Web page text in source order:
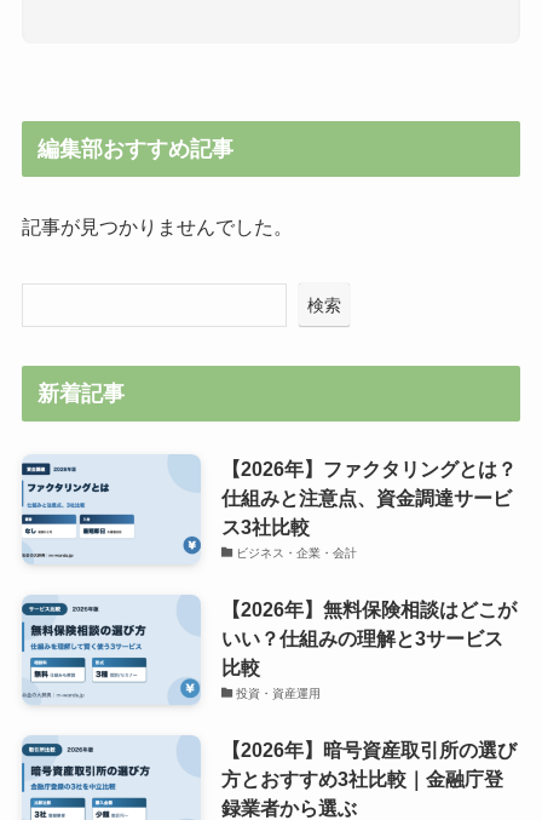
編集部おすすめ記事
記事が見つかりませんでした。
検索
新着記事
【2026年】ファクタリングとは？
仕組みと注意点、資金調達サービ
ス3社比較
ビジネス・企業・会計
【2026年】無料保険相談はどこが
いい？仕組みの理解と3サービス
比較
投資・資産運用
【2026年】暗号資産取引所の選び
方とおすすめ3社比較｜金融庁登
録業者から選ぶ